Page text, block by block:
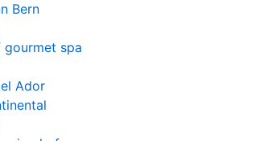
Bern
gourmet spa
Ador